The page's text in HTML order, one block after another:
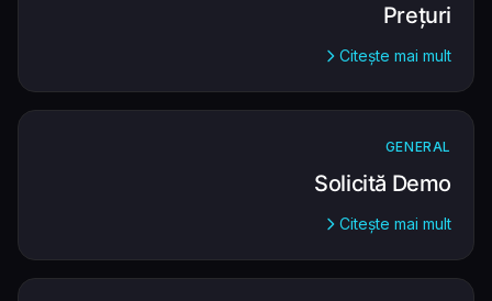
Prețuri
Citește mai mult
GENERAL
Solicită Demo
Citește mai mult